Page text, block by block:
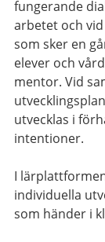
fungerande
arbetet och
som sker en
elever och
mentor. Vid
utvecklas i
intentioner.
I
individuella
som händer i